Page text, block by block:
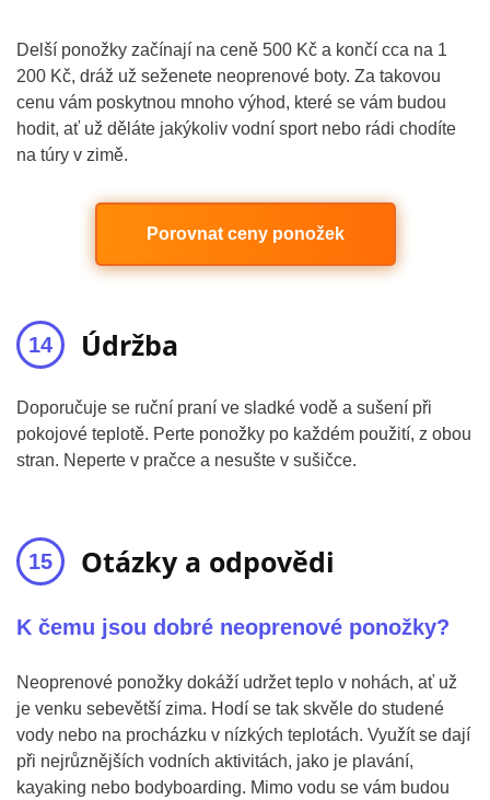
Delší ponožky začínají na ceně 500 Kč a končí cca na 1
200 Kč, dráž už seženete neoprenové boty. Za takovou
cenu vám poskytnou mnoho výhod, které se vám budou
hodit, ať už děláte jakýkoliv vodní sport nebo rádi chodíte
na túry v zimě.
Porovnat ceny ponožek
Údržba
Doporučuje se ruční praní ve sladké vodě a sušení při
pokojové teplotě. Perte ponožky po každém použití, z obou
stran. Neperte v pračce a nesušte v sušičce.
Otázky a odpovědi
K čemu jsou dobré neoprenové ponožky?
Neoprenové ponožky dokáží udržet teplo v nohách, ať už
je venku sebevětší zima. Hodí se tak skvěle do studené
vody nebo na procházku v nízkých teplotách. Využít se dají
při nejrůznějších vodních aktivitách, jako je plavání,
kayaking nebo bodyboarding. Mimo vodu se vám budou